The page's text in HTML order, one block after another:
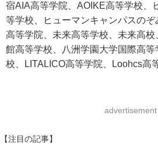
宿AIA高等学院、AOIKE高等学校、
等学校、ヒューマンキャンパスの
高等学院、未来高等学校、未来高
館高等学校、八洲学園大学国際高
校、LITALICO高等学院、Loohcs
advertisement
【注目の記事】